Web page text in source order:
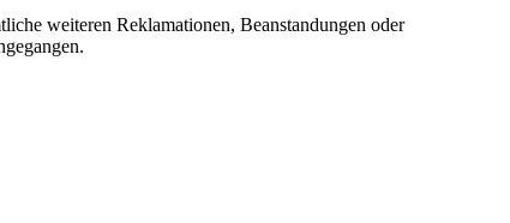
weiteren Reklamationen, Beanstandungen oder